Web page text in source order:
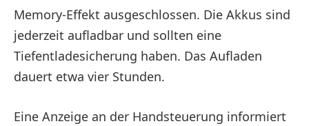
Memory-Effekt ausgeschlossen. Die Akkus sind
jederzeit aufladbar und sollten eine
Tiefentladesicherung haben. Das Aufladen
dauert etwa vier Stunden.
Eine Anzeige an der Handsteuerung informiert